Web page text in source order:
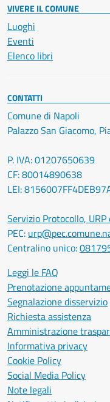
VIVERE IL COMUNE
Luoghi
Eventi
Elenco libri
CONTATTI
Comune di Napoli
Palazzo San Giacomo,
P. IVA: 01207650639
CF: 80014890638
LEI:
Servizio Protocollo,
PEC:
Centralino unico:
Leggi le FAQ
Prenotazione
Segnalazione disservizio
Richiesta assistenza
Amministrazione
Informativa privacy
Cookie Policy
Social Media Policy
Note legali